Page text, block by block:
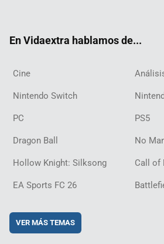
En Vidaextra hablamos de...
Cine
Nintendo Switch
PC PS5
Dragon Ball No
Hollow Knight: Silksong Call of
EA Sports FC 26
VER MÁS TEMAS